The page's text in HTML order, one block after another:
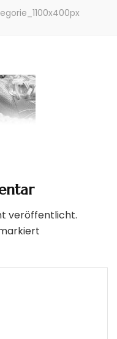
veröffentlicht.